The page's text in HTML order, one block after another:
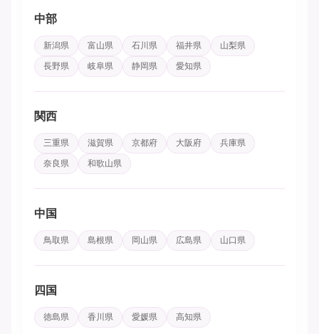
中部
新潟県 富山県 石川県 福井県
山梨県
長野県
岐阜県 静岡県 愛知県
関西
三重県 滋賀県 京都府 大阪府
兵庫県
奈良県
和歌山県
中国
鳥取県 島根県 岡山県 広島県 山口県
四国
徳島県 香川県 愛媛県 高知県